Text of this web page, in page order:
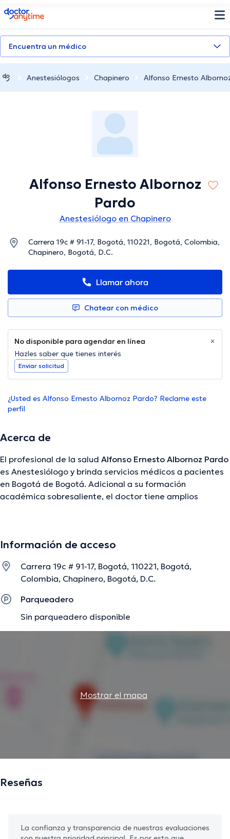
doctoranytime
Encuentra un médico
Anestesiólogos Chapinero Alfonso Ernesto
Alfonso Ernesto Albornoz
Pardo
Anestesiólogo en Chapinero
Carrera 19c # 91-17, Bogotá, 110221, Bogotá, Colombia,
Chapinero, Bogotá, D.C.
Llamar ahora
Chatear con médico
No disponible para agendar en línea
Hazles saber que tienes interés
Enviar solicitud
¿Usted es Alfonso Ernesto Albornoz Pardo? Reclame este
perfil
Acerca de
El profesional de la salud Alfonso Ernesto Albornoz Pardo
es Anestesiólogo y brinda servicios médicos a pacientes
en Bogotá de Bogotá. Adicional a su formación
académica sobresaliente, el doctor tiene amplios
miembro de la Sociedad Cundinamarquesa De
contribuido en abundantes conferencias con el ideal de
tener una formación continua en su disciplina de
especialización y ha compartido numerosas
publicaciones.
Información de acceso
Carrera 19c # 91-17, Bogotá, 110221, Bogotá,
Colombia, Chapinero, Bogotá, D.C.
Parqueadero
Sin parqueadero disponible
Mostrar el mapa
Reseñas
La confianza y transparencia de nuestras evaluaciones